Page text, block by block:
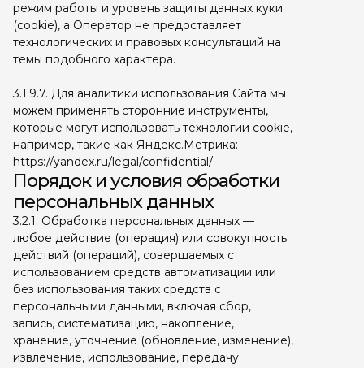
режим работы и уровень защиты данных куки
(cookie), а Оператор не предоставляет
технологических и правовых консультаций на
темы подобного характера.
3.1.9.7. Для аналитики использования Сайта мы
можем применять сторонние инструменты,
которые могут использовать технологии cookie,
например, такие как Яндекс.Метрика:
https://yandex.ru/legal/confidential/
Порядок и условия обработки
персональных данных
3.2.1. Обработка персональных данных —
любое действие (операция) или совокупность
действий (операций), совершаемых с
использованием средств автоматизации или
без использования таких средств с
персональными данными, включая сбор,
запись, систематизацию, накопление,
хранение, уточнение (обновление, изменение),
извлечение, использование, передачу